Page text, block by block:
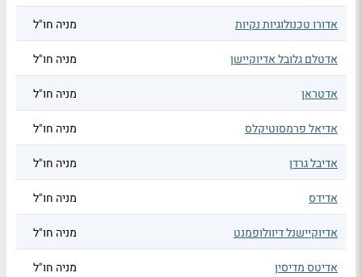
אדורו טכנולוגיות נקיות מניה חו"ל
אדטלם גלובל אדיוקיישן מניה חו"ל
אדטראן מניה חו"ל
אדיאל פרמסוטיקלס מניה חו"ל
אדיבל גרדן מניה חו"ל
אדידס מניה חו"ל
אדיוקיישנל דיוולופמנט מניה חו"ל
אדיטס מדיסין מניה חו"ל